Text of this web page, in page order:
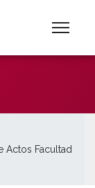
Actos Facultad